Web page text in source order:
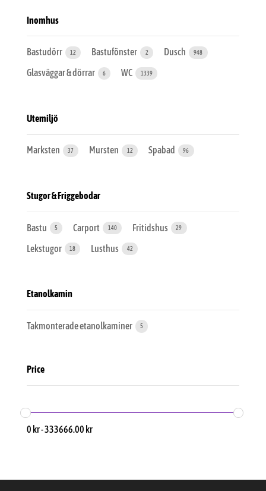
Inomhus
Bastudörr 12 Bastufönster 2 Dusch 948
Glasväggar & dörrar 6 WC 1339
Utemiljö
Marksten 37 Mursten 12 Spabad 96
Stugor & Friggebodar
Bastu 5 Carport 140 Fritidshus 29
Lekstugor 18 Lusthus 42
Etanolkamin
Takmonterade etanolkaminer 5
Price
0 kr-333666.00 kr